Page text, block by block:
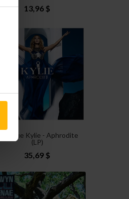
13,96 $
Minogue Kylie - Aphrodite
(LP)
35,69 $